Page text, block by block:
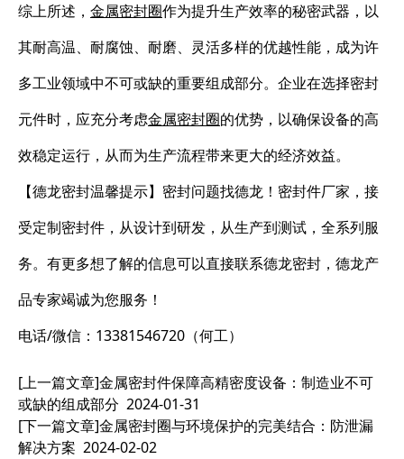
综上所述， 金属密封圈作为提升生产效率的秘密武器，以
其耐高温、耐腐蚀、耐磨、灵活多样的优越性能，成为许
多工业领域中不可或缺的重要组成部分。企业在选择密封
元件时，应充分考虑金属密封圈的优势，以确保设备的高
效稳定运行，从而为生产流程带来更大的经济效益。
【德龙密封温馨提示】密封问题找德龙！密封件厂家，接
受定制密封件，从设计到研发，从生产到测试，全系列服
务。有更多想了解的信息可以直接联系德龙密封，德龙产
品专家竭诚为您服务！
电话/微信：13381546720（何工）
[上一篇文章]金属密封件保障高精密度设备：制造业不可
或缺的组成部分 2024-01-31
[下一篇文章]金属密封圈与环境保护的完美结合：防泄漏
解决方案 2024-02-02